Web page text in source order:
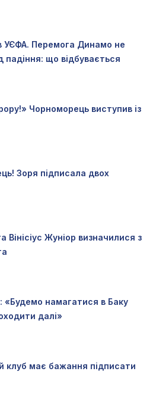
УЄФА. Перемога Динамо не
падіння: що відбувається
Чорноморець виступив із
Зоря підписала двох
Вінісіус Жуніор визначилися з
«Будемо намагатися в Баку
далі»
клуб має бажання підписати